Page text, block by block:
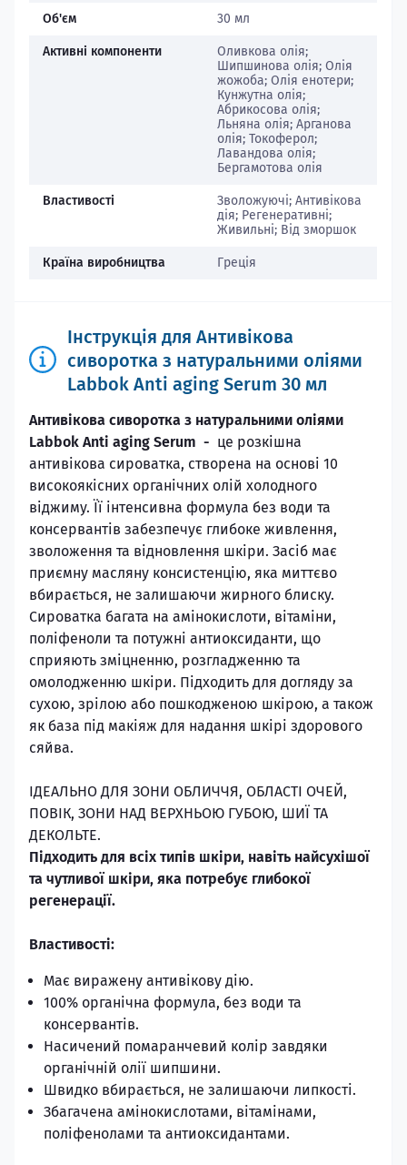
Об'єм 30 мл
Активні компоненти
Оливкова олія;
Шипшинова олія; Олія
жожоба; Олія енотери;
Кунжутна олія;
Абрикосова олія;
Льняна олія; Арганова
олія; Токоферол;
Лавандова олія;
Бергамотова олія
Властивості
Зволожуючі; Антивікова
дія; Регенеративні;
Живильні; Від зморшок
Країна виробництва Греція
Інструкція для Антивікова
сиворотка з натуральними оліями
Labbok Anti aging Serum 30 мл
Антивікова сиворотка з натуральними оліями
Labbok Anti aging Serum - це розкішна
антивікова сироватка, створена на основі 10
високоякісних органічних олій холодного
віджиму. Її інтенсивна формула без води та
консервантів забезпечує глибоке живлення,
зволоження та відновлення шкіри. Засіб має
приємну масляну консистенцію, яка миттєво
вбирається, не залишаючи жирного блиску.
Сироватка багата на амінокислоти, вітаміни,
поліфеноли та потужні антиоксиданти, що
сприяють зміцненню, розгладженню та
омолодженню шкіри. Підходить для догляду за
сухою, зрілою або пошкодженою шкірою, а також
як база під макіяж для надання шкірі здорового
сяйва.
ІДЕАЛЬНО ДЛЯ ЗОНИ ОБЛИЧЧЯ, ОБЛАСТІ ОЧЕЙ,
ПОВІК, ЗОНИ НАД ВЕРХНЬОЮ ГУБОЮ, ШИЇ ТА
ДЕКОЛЬТЕ.
Підходить для всіх типів шкіри, навіть найсухішої
та чутливої ​​шкіри, яка потребує глибокої
регенерації.
Властивості:
Має виражену антивікову дію.
100% органічна формула, без води та
консервантів.
Насичений помаранчевий колір завдяки
органічній олії шипшини.
Швидко вбирається, не залишаючи липкості.
Збагачена амінокислотами, вітамінами,
поліфенолами та антиоксидантами.